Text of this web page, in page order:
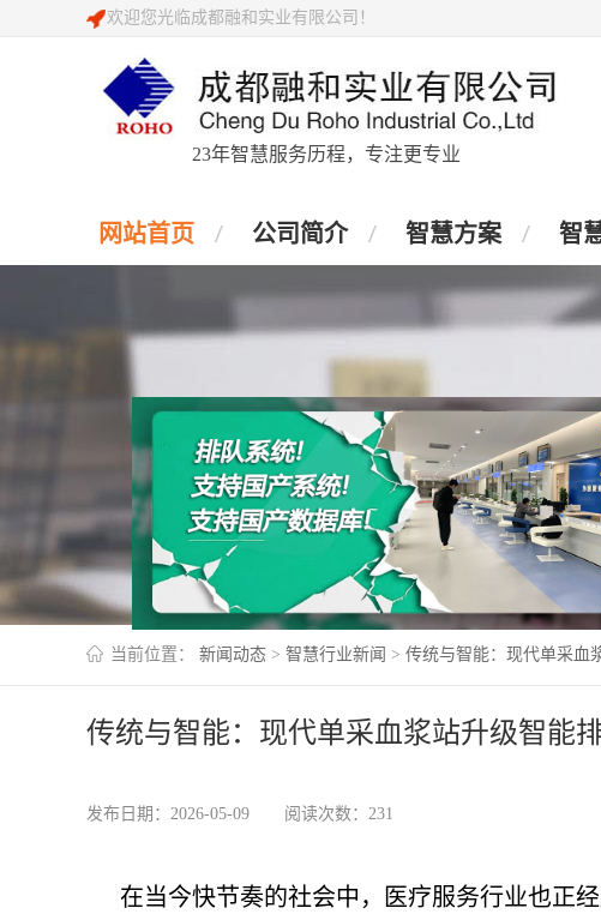
欢迎您光临成都融和实业有限公司！
23年智慧服务历程，专注更专业
网站首页 公司简介 智慧方案 智
当前位置： 新闻动态 > 智慧行业新闻 > 传统与智能：现代单采血
传统与智能：现代单采血浆站升级智能
发布日期：2026-05-09 阅读次数：231
在当今快节奏的社会中，医疗服务行业也正